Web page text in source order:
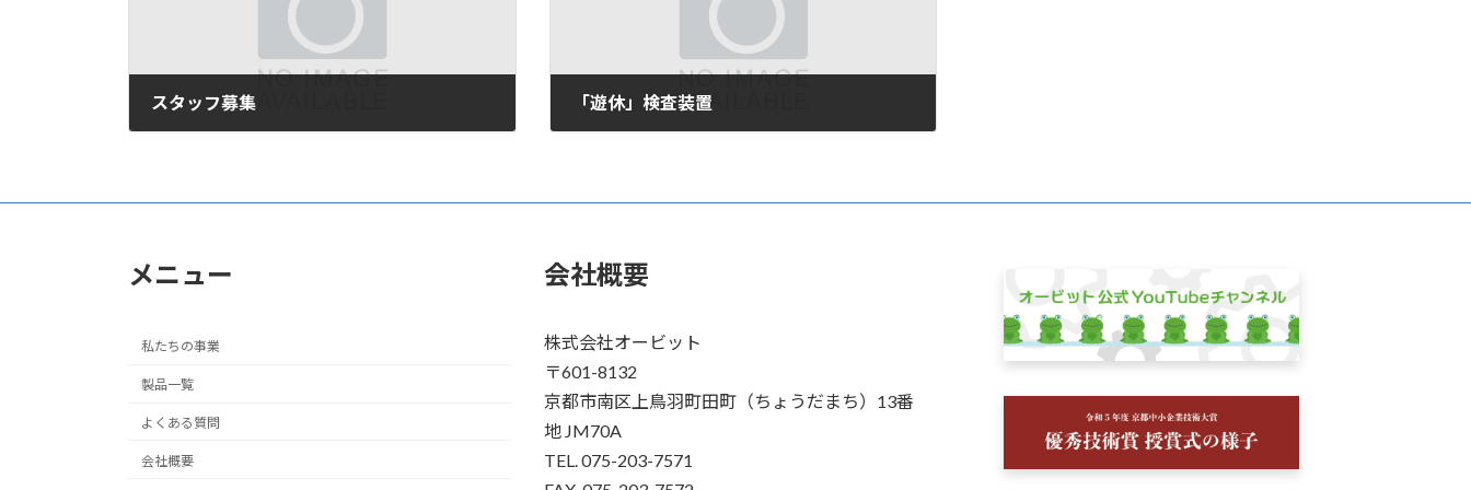
スタッフ募集 「遊休」検査装置
メニュー
私たちの事業
製品一覧
よくある質問
会社概要
会社概要
株式会社オービット
〒601-8132
京都市南区上鳥羽町田町（ちょうだまち）13番
地 JM70A
TEL. 075-203-7571